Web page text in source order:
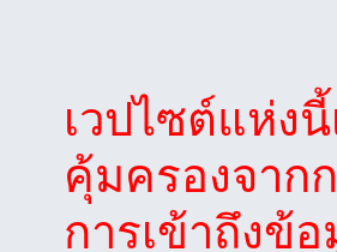
เวปไซต์แห่ง
คุ้มครองจาก
การเข้าถึงข้